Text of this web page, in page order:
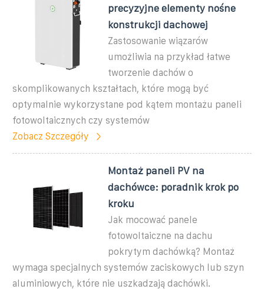
precyzyjne elementy nośne
konstrukcji dachowej
Zastosowanie wiązarów
umożliwia na przykład łatwe
tworzenie dachów o
skomplikowanych kształtach, które mogą być
optymalnie wykorzystane pod kątem montażu paneli
fotowoltaicznych czy systemów
Zobacz Szczegóły
Montaż paneli PV na
dachówce: poradnik krok po
kroku
Jak mocować panele
fotowoltaiczne na dachu
pokrytym dachówką? Montaż
wymaga specjalnych systemów zaciskowych lub szyn
aluminiowych, które nie uszkadzają dachówki.